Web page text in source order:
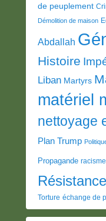
de peuplement
Démolition de maison
Abdallah
Histoire
Liban Martyrs
matériel
nettoyage
Plan Trump
Propagande racisme
Résistance
Torture échange de